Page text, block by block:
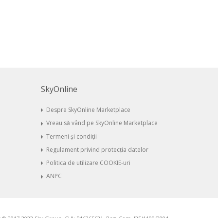
SkyOnline
Despre SkyOnline Marketplace
Vreau să vând pe SkyOnline Marketplace
Termeni și condiții
Regulament privind protecția datelor
Politica de utilizare COOKIE-uri
ANPC